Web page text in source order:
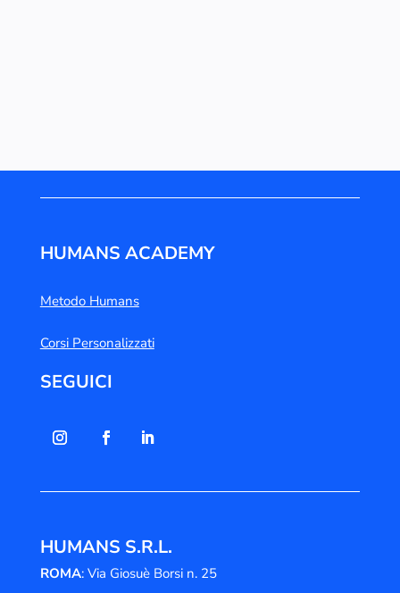
HUMANS ACADEMY
Metodo Humans
Corsi Personalizzati
SEGUICI
HUMANS S.R.L.
ROMA: Via Giosuè Borsi n. 25